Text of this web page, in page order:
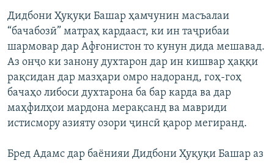
Дидбони Ҳуқуқи Башар ҳамчунин масъалаи
“бачабозӣ” матраҳ кардааст, ки ин таҷрибаи
шармовар дар Афғонистон то кунун дида мешавад.
Аз онҷо ки занону духтарон дар ин кишвар ҳаққи
рақсидан дар мазҳари омро надоранд, гоҳ-гоҳ
бачаҳо либоси духтарона ба бар карда ва дар
маҳфилҳои мардона мерақсанд ва мавриди
истисмору азияту озори ҷинсӣ қарор мегиранд.
Бред Адамс дар баёнияи Дидбони Ҳуқуқи Башар аз